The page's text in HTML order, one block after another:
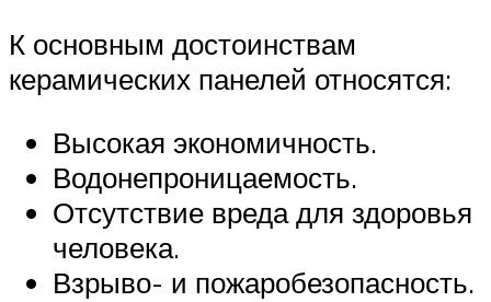
К основным достоинствам
керамических панелей относятся:
Высокая экономичность.
Водонепроницаемость.
Отсутствие вреда для здоровья
человека.
Взрыво- и пожаробезопасность.